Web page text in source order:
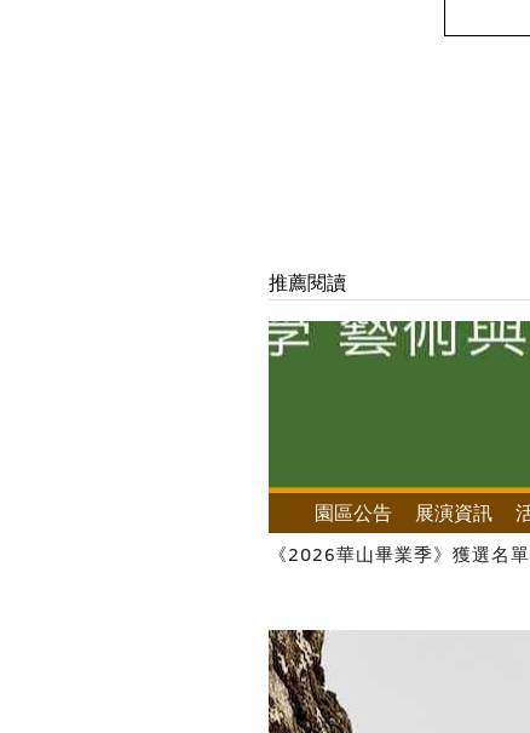
推薦閱讀
園區公告 展演資訊
《2026華山畢業季》獲選名